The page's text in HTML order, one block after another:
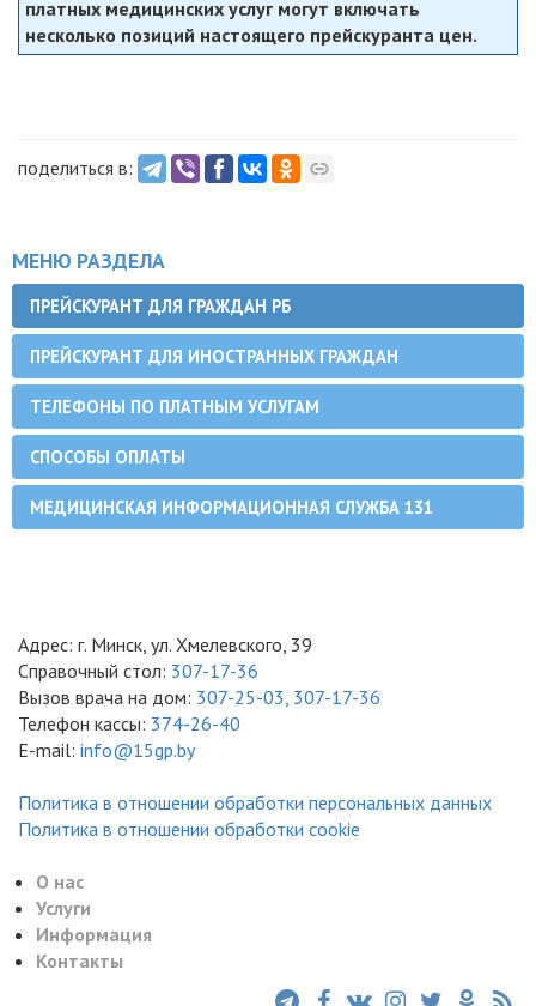
платных медицинских услуг могут включать
несколько позиций настоящего прейскуранта цен.
поделиться в:
МЕНЮ РАЗДЕЛА
ПРЕЙСКУРАНТ ДЛЯ ГРАЖДАН РБ
ПРЕЙСКУРАНТ ДЛЯ ИНОСТРАННЫХ ГРАЖДАН
ТЕЛЕФОНЫ ПО ПЛАТНЫМ УСЛУГАМ
СПОСОБЫ ОПЛАТЫ
МЕДИЦИНСКАЯ ИНФОРМАЦИОННАЯ СЛУЖБА 131
Адрес: г. Минск, ул. Хмелевского, 39
Справочный стол: 307-17-36
Вызов врача на дом: 307-25-03, 307-17-36
Телефон кассы: 374-26-40
E-mail: info@15gp.by
Политика в отношении обработки персональных данных
Политика в отношении обработки cookie
О нас
Услуги
Информация
Контакты